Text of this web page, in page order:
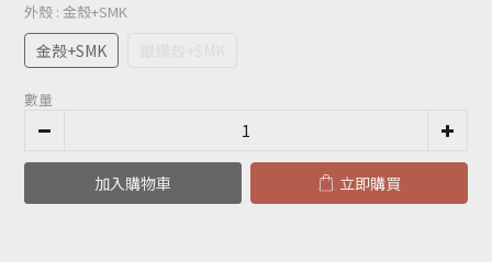
外殼 : 金殼+SMK
金殼+SMK
數量
加入購物車 立即購買